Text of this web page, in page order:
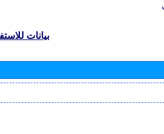
بيانات